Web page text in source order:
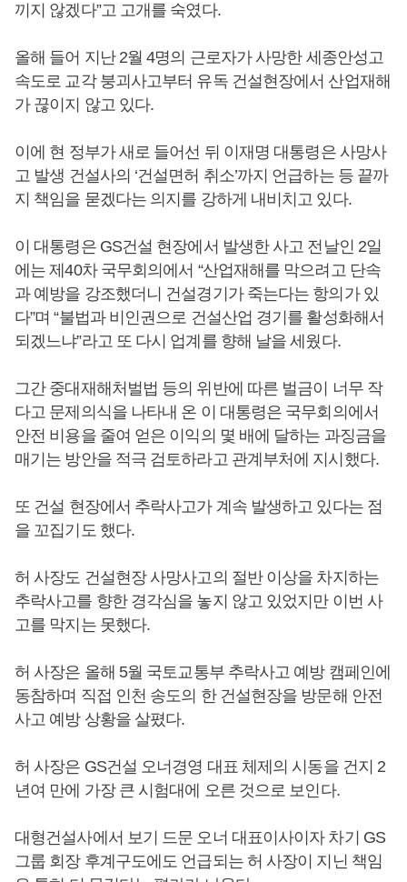
끼지 않겠다”고 고개를 숙였다.
올해 들어 지난 2월 4명의 근로자가 사망한 세종안성고
속도로 교각 붕괴사고부터 유독 건설현장에서 산업재해
가 끊이지 않고 있다.
이에 현 정부가 새로 들어선 뒤 이재명 대통령은 사망사
고 발생 건설사의 ‘건설면허 취소’까지 언급하는 등 끝까
지 책임을 묻겠다는 의지를 강하게 내비치고 있다.
이 대통령은 GS건설 현장에서 발생한 사고 전날인 2일
에는 제40차 국무회의에서 “산업재해를 막으려고 단속
과 예방을 강조했더니 건설경기가 죽는다는 항의가 있
다”며 “불법과 비인권으로 건설산업 경기를 활성화해서
되겠느냐”라고 또 다시 업계를 향해 날을 세웠다.
그간 중대재해처벌법 등의 위반에 따른 벌금이 너무 작
다고 문제의식을 나타내 온 이 대통령은 국무회의에서
안전 비용을 줄여 얻은 이익의 몇 배에 달하는 과징금을
매기는 방안을 적극 검토하라고 관계부처에 지시했다.
또 건설 현장에서 추락사고가 계속 발생하고 있다는 점
을 꼬집기도 했다.
허 사장도 건설현장 사망사고의 절반 이상을 차지하는
추락사고를 향한 경각심을 놓지 않고 있었지만 이번 사
고를 막지는 못했다.
허 사장은 올해 5월 국토교통부 추락사고 예방 캠페인에
동참하며 직접 인천 송도의 한 건설현장을 방문해 안전
사고 예방 상황을 살폈다.
허 사장은 GS건설 오너경영 대표 체제의 시동을 건지 2
년여 만에 가장 큰 시험대에 오른 것으로 보인다.
대형건설사에서 보기 드문 오너 대표이사이자 차기 GS
그룹 회장 후계구도에도 언급되는 허 사장이 지닌 책임